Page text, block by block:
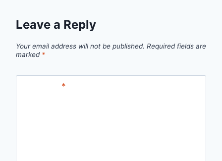
Leave a Reply
Your email address will not be published. Required fields are
marked *
*